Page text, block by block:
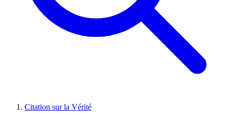
Citation sur la Vérité